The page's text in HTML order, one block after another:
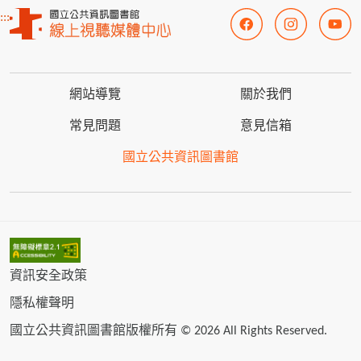
:::
網站導覽 關於我們
常見問題 意見信箱
國立公共資訊圖書館
資訊安全政策
隱私權聲明
國立公共資訊圖書館版權所有 © 2026 All Rights Reserved.